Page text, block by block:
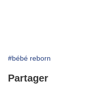
#bébé reborn
Partager